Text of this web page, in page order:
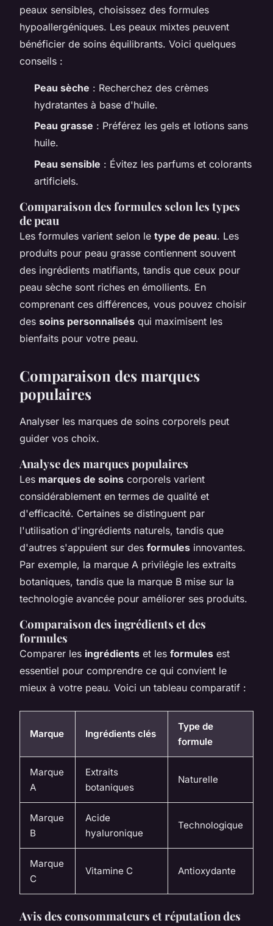
peaux sensibles, choisissez des formules
hypoallergéniques. Les peaux mixtes peuvent
bénéficier de soins équilibrants. Voici quelques
conseils :
Peau sèche : Recherchez des crèmes
hydratantes à base d'huile.
Peau grasse : Préférez les gels et lotions sans
huile.
Peau sensible : Évitez les parfums et colorants
artificiels.
Comparaison des formules selon les types
de peau
Les formules varient selon le type de peau. Les
produits pour peau grasse contiennent souvent
des ingrédients matifiants, tandis que ceux pour
peau sèche sont riches en émollients. En
comprenant ces différences, vous pouvez choisir
des soins personnalisés qui maximisent les
bienfaits pour votre peau.
Comparaison des marques
populaires
Analyser les marques de soins corporels peut
guider vos choix.
Analyse des marques populaires
Les marques de soins corporels varient
considérablement en termes de qualité et
d'efficacité. Certaines se distinguent par
l'utilisation d'ingrédients naturels, tandis que
d'autres s'appuient sur des formules innovantes.
Par exemple, la marque A privilégie les extraits
botaniques, tandis que la marque B mise sur la
technologie avancée pour améliorer ses produits.
Comparaison des ingrédients et des
formules
Comparer les ingrédients et les formules est
essentiel pour comprendre ce qui convient le
mieux à votre peau. Voici un tableau comparatif :
Marque Ingrédients clés
Type de
formule
Marque
A
Extraits
botaniques
Naturelle
Marque
B
Acide
hyaluronique
Technologique
Marque
C
Vitamine C Antioxydante
Avis des consommateurs et réputation des